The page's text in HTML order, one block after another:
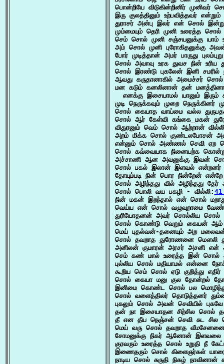
பொன்றியே விடுகின்றினிர்
இரு குலத்தினும் உற்பவித்தவர்
துராசர் அன்பு இலர் என் சொல்
மும்மையும் தெரி முனி உரைத்த
செம் சொல் முனி சஞ்சயனுக்கு யாம்
அம் சொல் முனி புரோகிதனுக்கு
போர் முடித்தான் அமர் பாருது
சொல் அவாவு உரக துவச நின்
சொல் இரண்டு புகலேன் இனி
ஆவது கருதானாகில் அமைச்சர்
மன கடும் கனலினான் தன்
எனக்கு இசையாமல் யானும் இரும்
முடி நெருக்கவும் முறை
சொல் கையாத வாய்மை வல்ல
சொல் ஆர் கேள்வி கங்கை_மகன்
விதுரனும் வெம் சொல் ஆற்றான்
அறம் மிக்க சொல் குண்டலபோசன்
என்னும் சொல் அண்ணல் செவி ஏற
சொல் கவ்வையாக நினையற்க கொன்று
அச்சாணி ஆன அவனுக்கு இவன்
சொல் பகல் இலான் இளவல் என்றனர்
தோயும்படி நின் பொர நின்றேன்
சொல் அழிந்தது வில் அழிந்தது
சொல் பொலி வய பகழி - வில்லி:
நின் மகன் இறந்தால் என் சொல்
வெய்ய என் சொல் வழுவுறாமை
துரியோதனன் அவர் சொல்லிய சொல்
சொல் கொண்டு வெறும் கையன் ஆம்
மெய் புதல்வன்-தனையும் அற
சொல் தவறாத துரோணனை மௌலி
அனிலன் குமாரன் அரசர் அசனி என்
செம் கண் மால் உரைத்த இன் சொல் ஆர்
புல்லிய சொல் மதியாமல் என்னை
கூறிய செம் சொல் ஏடு குறித்து
சொல் கையா மனு குல தோன்றல்
இனிமை கொண்ட சொல் பல
சொல் வளைத்திலர் தொடுத்தனர்
புகலும் சொல் அவன் செவியில்
தன் நா இசையாதன சிற்சில சொல்
தீ என தீய நெஞ்சன் செவி சுட
மெய் வரு சொல் தவறாத
சோமனுக்கு நிகர் ஆனோன்
குரவரும் உரைத்த சொல் உறுதி நீ
இணைதரும் சொல் கிளைஞர்கள்
நாடிய சொல் சுருதி நிகழ்